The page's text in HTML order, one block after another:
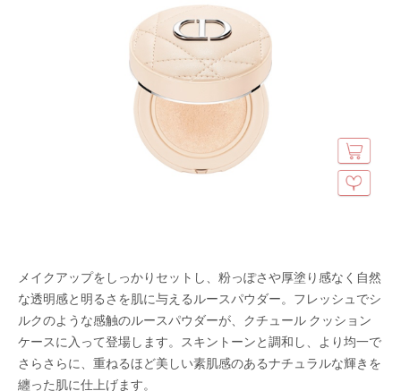
メイクアップをしっかりセットし、粉っぽさや厚塗り感なく自然
な透明感と明るさを肌に与えるルースパウダー。フレッシュでシ
ルクのような感触のルースパウダーが、クチュール クッション
ケースに入って登場します。スキントーンと調和し、より均一で
さらさらに、重ねるほど美しい素肌感のあるナチュラルな輝きを
纏った肌に仕上げます。